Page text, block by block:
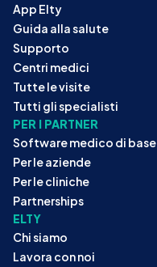
App Elty
Guida alla salute
Supporto
Centri medici
Tutte le visite
Tutti gli specialisti
PER I PARTNER
Software medico di base
Per le aziende
Per le cliniche
Partnerships
ELTY
Chi siamo
Lavora con noi